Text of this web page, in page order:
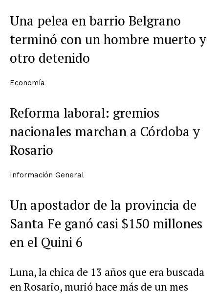
Una pelea en barrio Belgrano
terminó con un hombre muerto y
otro detenido
Economía
Reforma laboral: gremios
nacionales marchan a Córdoba y
Rosario
Información General
Un apostador de la provincia de
Santa Fe ganó casi $150 millones
en el Quini 6
Luna, la chica de 13 años que era buscada
en Rosario, murió hace más de un mes